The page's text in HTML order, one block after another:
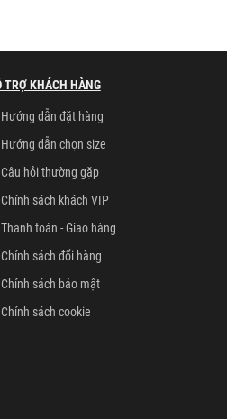
TRỢ KHÁCH HÀNG
Hướng dẫn đặt hàng
Hướng dẫn chọn size
Câu hỏi thường gặp
Chính sách khách VIP
Thanh toán - Giao hàng
Chính sách đổi hàng
Chính sách bảo mật
Chính sách cookie